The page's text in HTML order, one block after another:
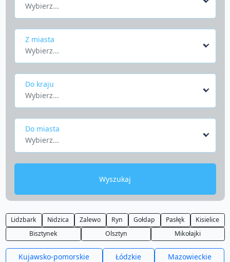
Wybierz...
Z miasta
Wybierz...
Do kraju
Wybierz...
Do miasta
Wybierz...
Wyszukaj
Lidzbark Nidzica Zalewo Ryn Gołdap Pasłęk
Kisielice
Bisztynek
Olsztyn Mikołajki
Kujawsko-pomorskie Łódzkie
Mazowieckie